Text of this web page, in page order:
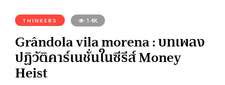
THINKERS 1.4K
Grândola vila morena : บทเพลง
ปฏิวัติคาร์เนชั่นในซีรีส์ Money
Heist